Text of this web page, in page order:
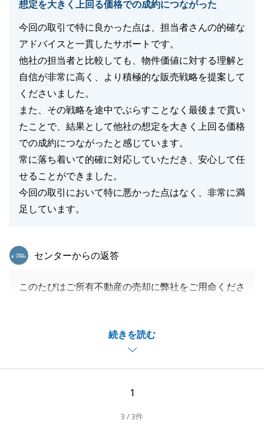
閉じる
想定を大きく上回る価格での成約につながった
今回の取引で特に良かった点は、担当者さんの的確な
アドバイスと一貫したサポートです。
他社の担当者と比較しても、物件価値に対する理解と
自信が非常に高く、より積極的な販売戦略を提案して
くださいました。
また、その戦略を途中でぶらすことなく最後まで貫い
たことで、結果として他社の想定を大きく上回る価格
での成約につながったと感じています。
常に落ち着いて的確に対応していただき、安心して任
せることができました。
今回の取引において特に悪かった点はなく、非常に満
足しています。
続きを読む
東急リバブル
センターからの返答
このたびはご所有不動産の売却に弊社をご用命くださ
社をお選びいただけたことは私にとっても大きな自信
お客様に合わせた販売戦略をしっかりとした根拠を明
今後も不動産に関することでご質問やご相談がござい
1
3 / 3件